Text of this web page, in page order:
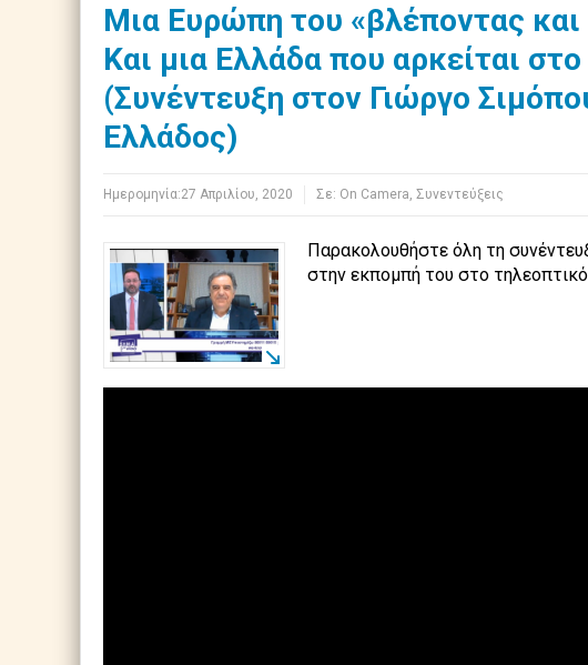
Μια Ευρώπη του «βλέποντας
Και μια Ελλάδα που αρκείται
(Συνέντευξη στον Γιώργο
Ελλάδος)
Ημερομηνία:27 Απριλίου, 2020 Σε: Οn Camera, Συνεντεύξεις
Παρακολουθήστε όλη τη
στην εκπομπή του στο